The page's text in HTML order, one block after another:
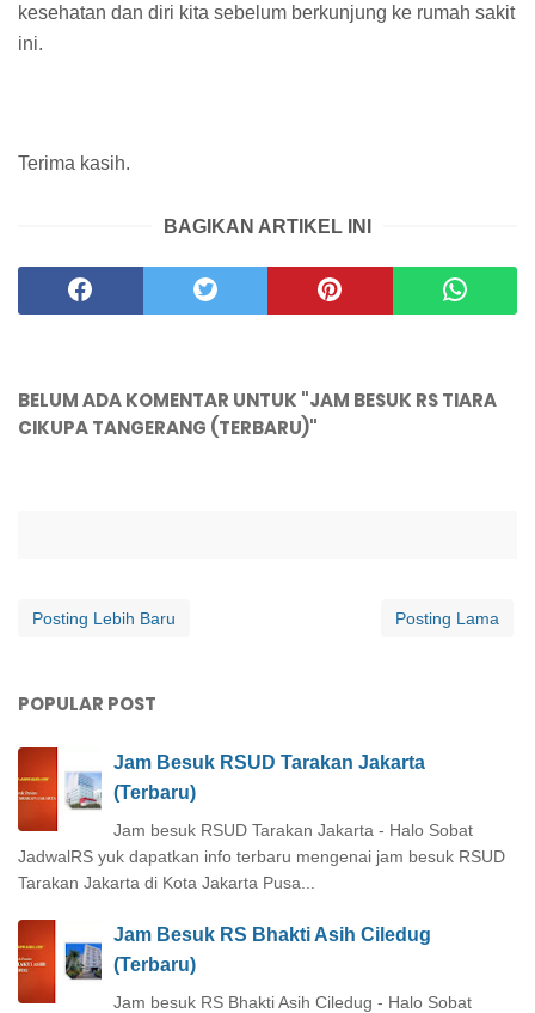
kesehatan dan diri kita sebelum berkunjung ke rumah sakit
ini.
Terima kasih.
BAGIKAN ARTIKEL INI
BELUM ADA KOMENTAR UNTUK "JAM BESUK RS TIARA
CIKUPA TANGERANG (TERBARU)"
Posting Lebih Baru Posting Lama
POPULAR POST
Jam Besuk RSUD Tarakan Jakarta
(Terbaru)
Jam besuk RSUD Tarakan Jakarta - Halo Sobat
JadwalRS yuk dapatkan info terbaru mengenai jam besuk RSUD
Tarakan Jakarta di Kota Jakarta Pusa...
Jam Besuk RS Bhakti Asih Ciledug
(Terbaru)
Jam besuk RS Bhakti Asih Ciledug - Halo Sobat